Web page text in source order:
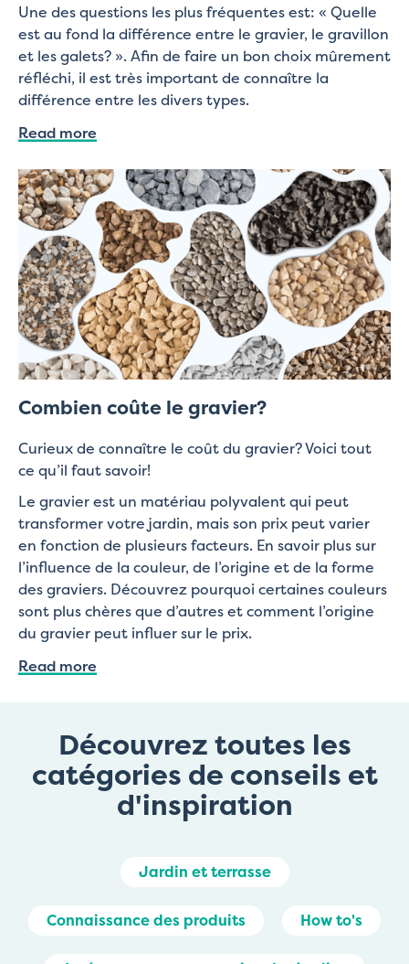
Une des questions les plus fréquentes est: « Quelle
est au fond la différence entre le gravier, le gravillon
et les galets? ». Afin de faire un bon choix mûrement
réfléchi, il est très important de connaître la
différence entre les divers types.
Read more
Combien coûte le gravier?
Curieux de connaître le coût du gravier? Voici tout
ce qu’il faut savoir!
Le gravier est un matériau polyvalent qui peut
transformer votre jardin, mais son prix peut varier
en fonction de plusieurs facteurs. En savoir plus sur
l’influence de la couleur, de l’origine et de la forme
des graviers. Découvrez pourquoi certaines couleurs
sont plus chères que d’autres et comment l’origine
du gravier peut influer sur le prix.
Read more
Découvrez toutes les
catégories de conseils et
d'inspiration
Jardin et terrasse
Connaissance des produits How to's